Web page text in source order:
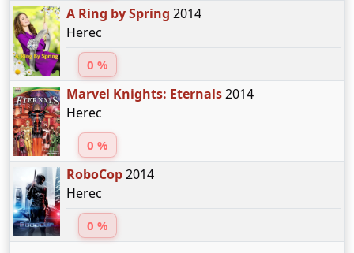
A Ring by Spring 2014
Herec
0 %
Marvel Knights: Eternals2014
Herec
0 %
RoboCop2014
Herec
0 %